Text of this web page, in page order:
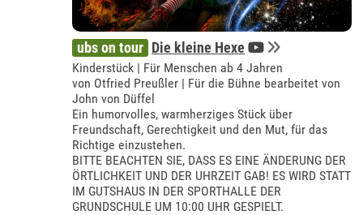
ubs on tour Die kleine Hexe
Kinderstück | Für Menschen ab 4 Jahren
von Otfried Preußler | Für die Bühne bearbeitet von
John von Düffel
Ein humorvolles, warmherziges Stück über
Freundschaft, Gerechtigkeit und den Mut, für das
Richtige einzustehen.
BITTE BEACHTEN SIE, DASS ES EINE ÄNDERUNG DER
ÖRTLICHKEIT UND DER UHRZEIT GAB! ES WIRD STATT
IM GUTSHAUS IN DER SPORTHALLE DER
GRUNDSCHULE UM 10:00 UHR GESPIELT.